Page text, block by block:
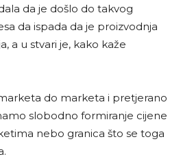
da je došlo do takvog
da ispada da je proizvodnja
a u stvari je, kako kaže
do marketa i pretjerano
slobodno formiranje cijene
nebo granica što se toga